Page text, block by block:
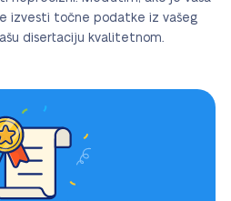
izvesti točne podatke iz vašeg
disertaciju kvalitetnom.